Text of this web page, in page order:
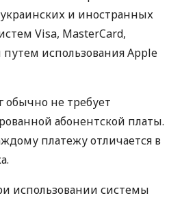
и иностранных
Visa, MasterCard,
использования Apple
обычно не требует
абонентской платы.
платежу отличается в
использовании системы